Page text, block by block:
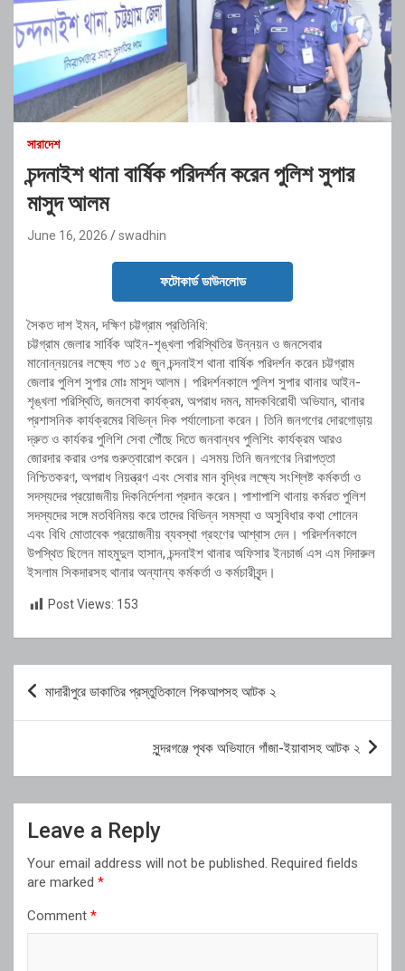
সারাদেশ
চন্দনাইশ থানা বার্ষিক পরিদর্শন করেন পুলিশ সুপার
মাসুদ আলম
June 16, 2026 swadhin
ফটোকার্ড ডাউনলোড
সৈকত দাশ ইমন, দক্ষিণ চট্টগ্রাম প্রতিনিধি:
চট্টগ্রাম জেলার সার্বিক আইন-শৃঙ্খলা পরিস্থিতির উন্নয়ন ও জনসেবার
মানোন্নয়নের লক্ষ্যে গত ১৫ জুন চন্দনাইশ থানা বার্ষিক পরিদর্শন করেন চট্টগ্রাম
জেলার পুলিশ সুপার মোঃ মাসুদ আলম। পরিদর্শনকালে পুলিশ সুপার থানার আইন-
শৃঙ্খলা পরিস্থিতি, জনসেবা কার্যক্রম, অপরাধ দমন, মাদকবিরোধী অভিযান, থানার
প্রশাসনিক কার্যক্রমের বিভিন্ন দিক পর্যালোচনা করেন। তিনি জনগণের দোরগোড়ায়
দ্রুত ও কার্যকর পুলিশি সেবা পৌঁছে দিতে জনবান্ধব পুলিশিং কার্যক্রম আরও
জোরদার করার ওপর গুরুত্বারোপ করেন। এসময় তিনি জনগণের নিরাপত্তা
নিশ্চিতকরণ, অপরাধ নিয়ন্ত্রণ এবং সেবার মান বৃদ্ধির লক্ষ্যে সংশ্লিষ্ট কর্মকর্তা ও
সদস্যদের প্রয়োজনীয় দিকনির্দেশনা প্রদান করেন। পাশাপাশি থানায় কর্মরত পুলিশ
সদস্যদের সঙ্গে মতবিনিময় করে তাদের বিভিন্ন সমস্যা ও অসুবিধার কথা শোনেন
এবং বিধি মোতাবেক প্রয়োজনীয় ব্যবস্থা গ্রহণের আশ্বাস দেন। পরিদর্শনকালে
উপস্থিত ছিলেন মাহমুদুল হাসান, চন্দনাইশ থানার অফিসার ইনচার্জ এস এম দিদারুল
ইসলাম সিকদারসহ থানার অন্যান্য কর্মকর্তা ও কর্মচারীবৃন্দ।
Post Views: 153
Post
navigation
মাদারীপুরে ডাকাতির প্রস্তুতিকালে পিকআপসহ আটক ২
সুন্দরগঞ্জে পৃথক অভিযানে গাঁজা-ইয়াবাসহ আটক ২
Leave a Reply
Your email address will not be published. Required fields
are marked *
Comment *